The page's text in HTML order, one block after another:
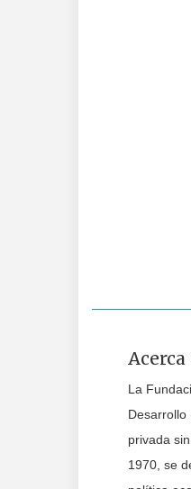
La
Desarrollo
privada
1970, se